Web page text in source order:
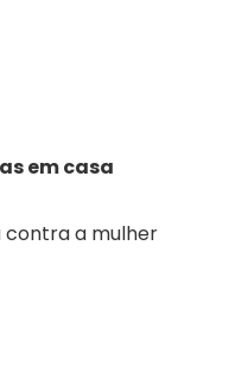
em casa
contra a mulher